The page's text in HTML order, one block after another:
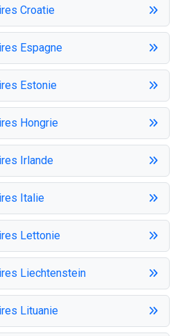
Croatie
Espagne
Estonie
Hongrie
Irlande
Italie
Lettonie
Liechtenstein
Lituanie